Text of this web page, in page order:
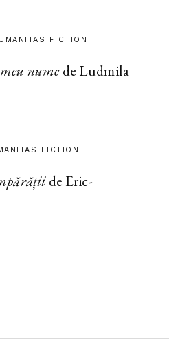
FICTION
numede Ludmila
FICTION
de Eric-